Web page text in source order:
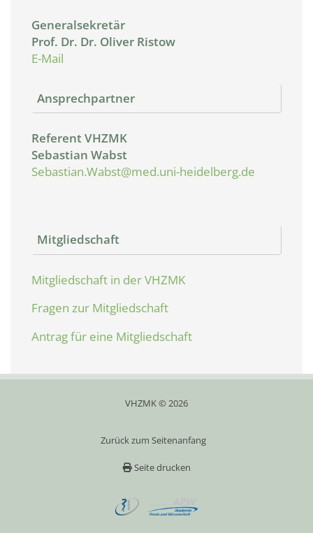
Generalsekretär
Prof. Dr. Dr. Oliver Ristow
E-Mail
Ansprechpartner
Referent VHZMK
Sebastian Wabst
Sebastian.Wabst@med.uni-heidelberg.de
Mitgliedschaft
Mitgliedschaft in der VHZMK
Fragen zur Mitgliedschaft
Antrag für eine Mitgliedschaft
VHZMK © 2026
Zurück zum Seitenanfang
Seite drucken